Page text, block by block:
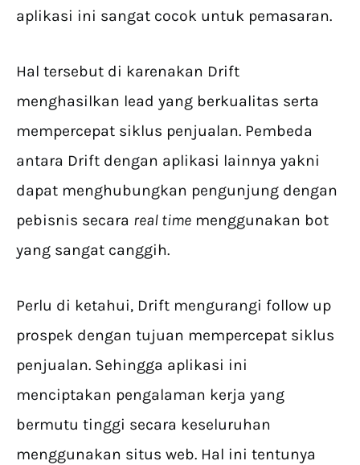
aplikasi ini sangat cocok untuk pemasaran.
Hal tersebut di karenakan Drift
menghasilkan lead yang berkualitas serta
mempercepat siklus penjualan. Pembeda
antara Drift dengan aplikasi lainnya yakni
dapat menghubungkan pengunjung dengan
pebisnis secara real time menggunakan bot
yang sangat canggih.
Perlu di ketahui, Drift mengurangi follow up
prospek dengan tujuan mempercepat siklus
penjualan. Sehingga aplikasi ini
menciptakan pengalaman kerja yang
bermutu tinggi secara keseluruhan
menggunakan situs web. Hal ini tentunya